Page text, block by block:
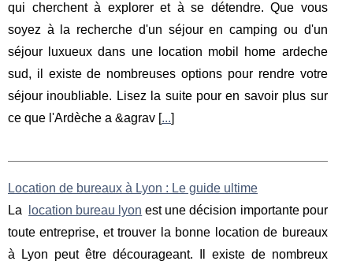
qui cherchent à explorer et à se détendre. Que vous
soyez à la recherche d'un séjour en camping ou d'un
séjour luxueux dans une location mobil home ardeche
sud, il existe de nombreuses options pour rendre votre
séjour inoubliable. Lisez la suite pour en savoir plus sur
ce que l'Ardèche a &agrav [...]
Location de bureaux à Lyon : Le guide ultime
La
location bureau lyon est une décision importante pour
toute entreprise, et trouver la bonne location de bureaux
à Lyon peut être décourageant. Il existe de nombreux